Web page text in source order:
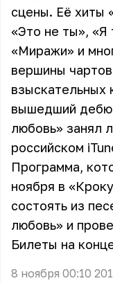
сцены. Её хиты
«Это не ты», «Я
«Миражи» и
вершины
взыскательных
вышедший
любовь» занял
российском
Программа,
ноября в
состоять из
любовь» и
Билеты на
8 ноября 00:10